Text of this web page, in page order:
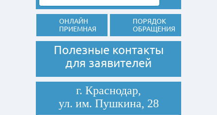
ОНЛАЙН
ПРИЕМНАЯ
ПОРЯДОК
ОБРАЩЕНИЯ
Полезные контакты
для заявителей
г. Краснодар,
ул. им. Пушкина, 28